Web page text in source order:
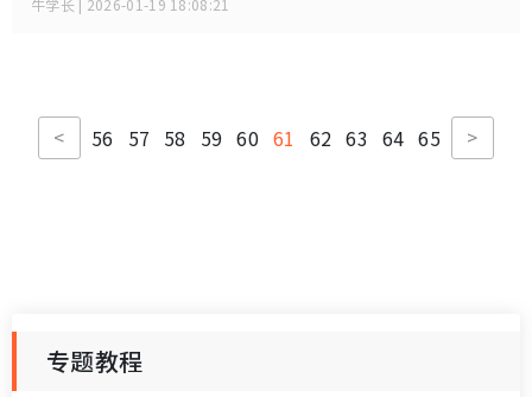
这些重复文件不仅占用宝贵的存储空间，还会降低系统运行效
< 56 57 58 59 60 61 62 63 64 65 >
专题教程